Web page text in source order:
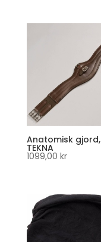
Anatomisk gjord,
TEKNA
1099,00 kr